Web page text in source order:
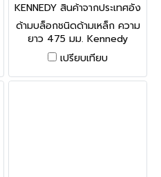
KENNEDY สินค้าจากประเทศอัง
กฤษ-1
ด้ามบล็อกชนิดด้ามเหล็ก ความ
ยาว 475 มม. Kennedy
Swivel Handle, 3/4
เปรียบเทียบ